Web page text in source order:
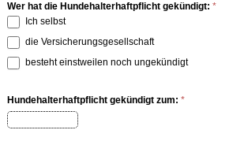
Wer hat die Hundehalterhaftpflicht gekündigt: *
Ich selbst
die Versicherungsgesellschaft
besteht einstweilen noch ungekündigt
Hundehalterhaftpflicht gekündigt zum: *